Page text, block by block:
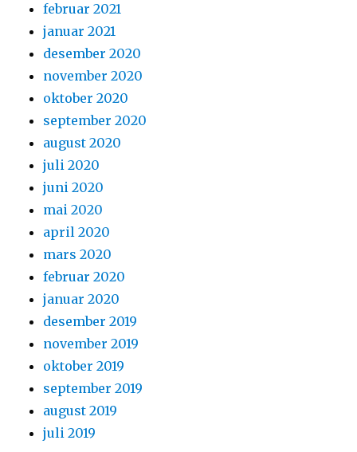
februar 2021
januar 2021
desember 2020
november 2020
oktober 2020
september 2020
august 2020
juli 2020
juni 2020
mai 2020
april 2020
mars 2020
februar 2020
januar 2020
desember 2019
november 2019
oktober 2019
september 2019
august 2019
juli 2019